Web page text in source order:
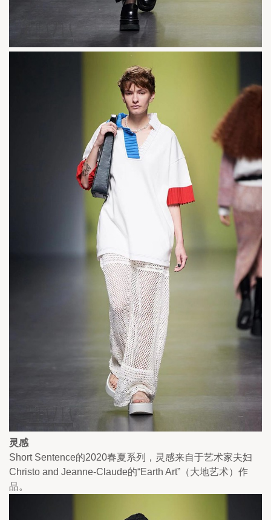
灵感
Short Sentence的2020春夏系列，灵感来自于艺术家夫妇
Christo and Jeanne-Claude的“Earth Art”（大地艺术）作
品。